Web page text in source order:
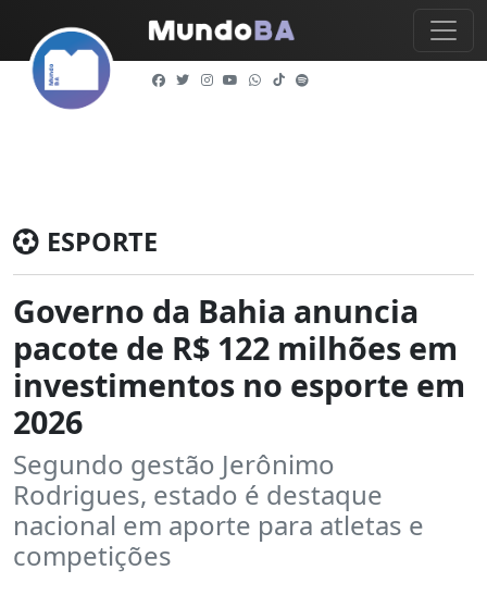
ESPORTE
Governo da Bahia anuncia
pacote de R$ 122 milhões em
investimentos no esporte em
2026
Segundo gestão Jerônimo
Rodrigues, estado é destaque
nacional em aporte para atletas e
competições